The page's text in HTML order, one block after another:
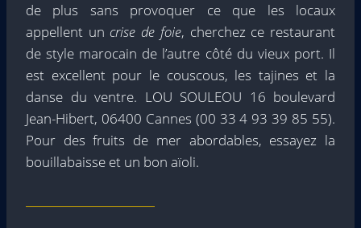
de plus sans provoquer ce que les locaux
appellent uncrise de foie, cherchez ce restaurant
de style marocain de l’autre côté du vieux port. Il
est excellent pour le couscous, les tajines et la
danse du ventre. LOU SOULEOU 16 boulevard
Jean-Hibert, 06400 Cannes (00 33 4 93 39 85 55).
Pour des fruits de mer abordables, essayez la
bouillabaisse et un bon aïoli.